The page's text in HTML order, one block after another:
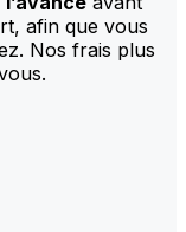
afin que vous
Nos frais plus